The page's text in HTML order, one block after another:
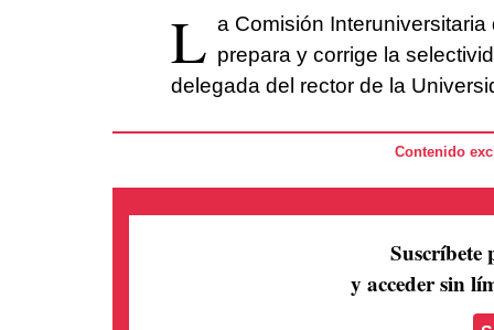
L a Comisión
prepara y corrige la
delegada del rector de la
Contenido
Suscríbete
y acceder sin